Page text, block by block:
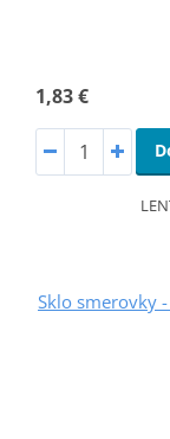
1,83 €
Sklo smerovky